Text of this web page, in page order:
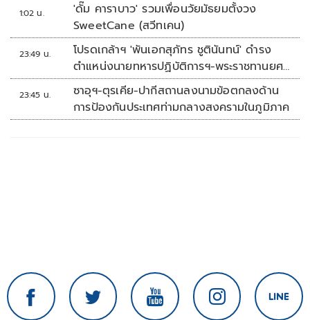
1:02 น.
'ดั๊ม คาราบาว' รวมเพื่อนวัยมัธยมตั้งวง
SweetCane (สวีทเคน)
23:49 น.
โปรดเกล้าฯ 'พันเอกสุภัทร ชูตินันทน์' ดำรง
ตำแหน่งนายทหารปฏิบัติการฯ-พระราชทานยศ
'พลตรี'
23:45 น.
ซาอุฯ-ตุรเคีย-ปากีสถานลงนามข้อตกลงด้าน
การป้องกันประเทศท่ามกลางสงครามในภูมิภาค